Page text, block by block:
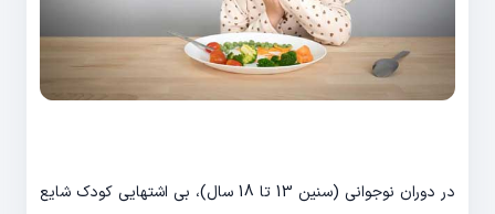
در دوران نوجوانی (سنین 13 تا 18 سال)، بی اشتهایی کودک شایع